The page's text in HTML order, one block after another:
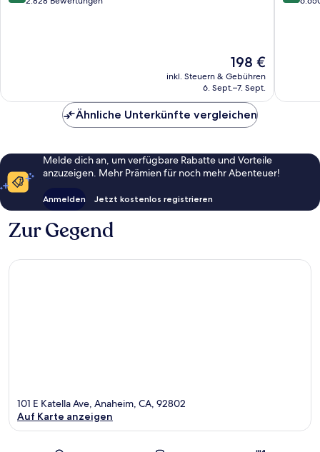
Der
Preis
beträgt
198 €
inkl. Steuern & Gebühren
6. Sept.–7. Sept.
Ähnliche Unterkünfte vergleichen
Melde dich an, um verfügbare Rabatte und Vorteile
anzuzeigen. Mehr Prämien für noch mehr Abenteuer!
Anmelden Jetzt kostenlos registrieren
Zur Gegend
101 E Katella Ave, Anaheim, CA, 92802
Auf Karte anzeigen